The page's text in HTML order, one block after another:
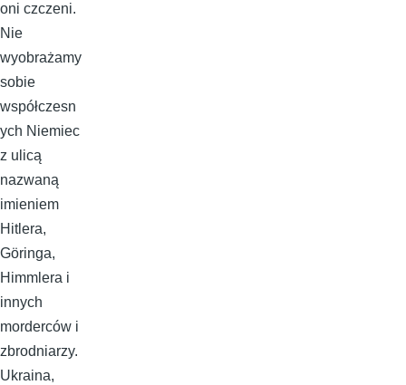
oni czczeni.
Nie
wyobrażamy
sobie
współczesn
ych Niemiec
z ulicą
nazwaną
imieniem
Hitlera,
Göringa,
Himmlera i
innych
morderców i
zbrodniarzy.
Ukraina,